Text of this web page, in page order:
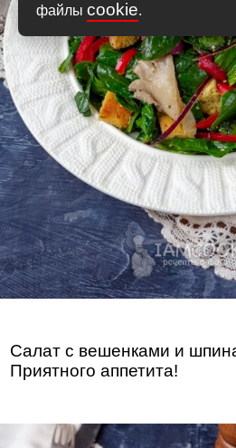
файлы cookie.
Салат с вешенками и
Приятного аппетита!